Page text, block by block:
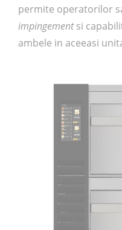
permite operatorilor
impingementsi
ambele in aceeasi